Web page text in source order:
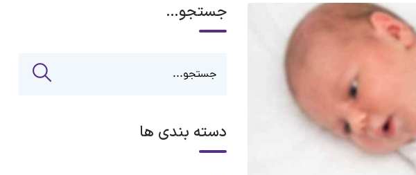
جستجو…
دسته بندی ها